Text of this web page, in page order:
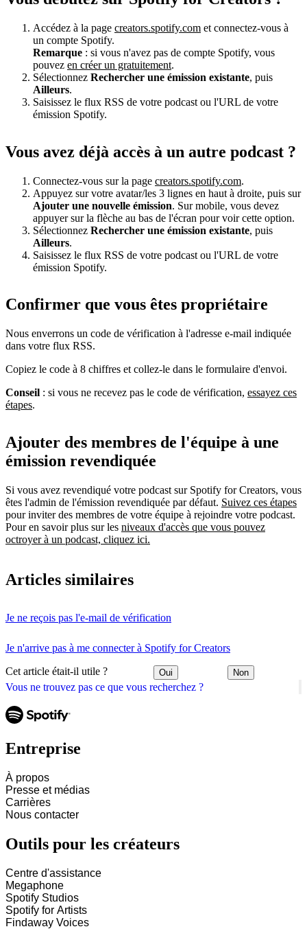
Vous ne trouvez pas ce que vous recherchez ?
Accédez à la page creators.spotify.com et connectez-vous à
un compte Spotify.
Remarque : si vous n'avez pas de compte Spotify, vous
pouvez en créer un gratuitement.
Sélectionnez Rechercher une émission existante, puis
Ailleurs.
Saisissez le flux RSS de votre podcast ou l'URL de votre
émission Spotify.
Vous avez déjà accès à un autre podcast ?
Connectez-vous sur la page creators.spotify.com.
Appuyez sur votre avatar/les 3 lignes en haut à droite, puis sur
Ajouter une nouvelle émission. Sur mobile, vous devez
appuyer sur la flèche au bas de l'écran pour voir cette option.
Sélectionnez Rechercher une émission existante, puis
Ailleurs.
Saisissez le flux RSS de votre podcast ou l'URL de votre
émission Spotify.
Confirmer que vous êtes propriétaire
Nous enverrons un code de vérification à l'adresse e-mail indiquée
dans votre flux RSS.
Copiez le code à 8 chiffres et collez-le dans le formulaire d'envoi.
Conseil : si vous ne recevez pas le code de vérification, essayez ces
étapes.
Ajouter des membres de l'équipe à une
émission revendiquée
Si vous avez revendiqué votre podcast sur Spotify for Creators, vous
êtes l'admin de l'émission revendiquée par défaut. Suivez ces étapes
pour inviter des membres de votre équipe à rejoindre votre podcast.
Pour en savoir plus sur les niveaux d'accès que vous pouvez
octroyer à un podcast, cliquez ici.
Articles similaires
Je ne reçois pas l'e-mail de vérification
Je n'arrive pas à me connecter à Spotify for Creators
Cet article était-il utile ? Oui Non
Entreprise
À propos
Presse et médias
Carrières
Nous contacter
Outils pour les créateurs
Centre d'assistance
Megaphone
Spotify Studios
Spotify for Artists
Findaway Voices